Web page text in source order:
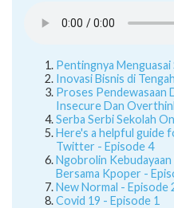
Pentingnya Menguasai
Inovasi Bisnis di
Proses Pendewasaan
Insecure Dan
Serba Serbi Sekolah
Here's a helpful guide
Twitter - Episode 4
Ngobrolin Kebudayaan
Bersama Kpoper -
New Normal - Episode
Covid 19 - Episode 1